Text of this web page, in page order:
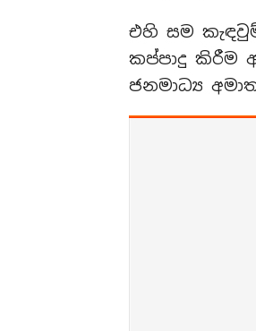
එහි සම
කප්පාදු කිරීම
ජනමාධ්‍ය